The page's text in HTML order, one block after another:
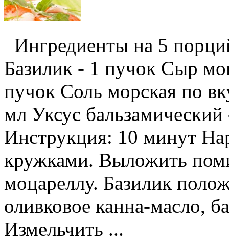
Ингредиенты на 5
Базилик - 1 пучок Сыр
пучок Соль морская по
мл Уксус
Инструкция: 10 минут
кружками. Выложить
моцареллу. Базилик
оливковое канна-масло,
Измельчить ...